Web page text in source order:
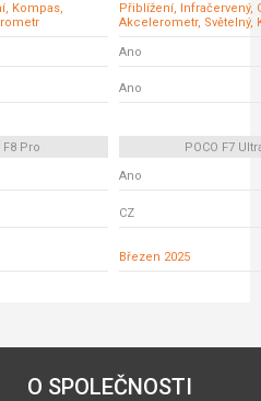
Kompas,
Přiblížení, Infračervený,
Akcelerometr, Světelný,
Ano
Ano
F8 Pro
POCO F7
Ano
CZ
Březen 2025
O SPOLEČNOSTI